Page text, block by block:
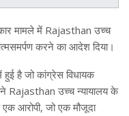
मामले में Rajasthan उच्च
करने का आदेश दिया।
है जो कांग्रेस विधायक
Rajasthan उच्च न्यायालय के
आरोपी, जो एक मौजूदा